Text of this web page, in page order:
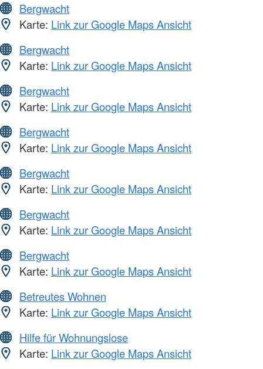
Bergwacht
Karte: Link zur Google Maps Ansicht
Bergwacht
Karte: Link zur Google Maps Ansicht
Bergwacht
Karte: Link zur Google Maps Ansicht
Bergwacht
Karte: Link zur Google Maps Ansicht
Bergwacht
Karte: Link zur Google Maps Ansicht
Bergwacht
Karte: Link zur Google Maps Ansicht
Bergwacht
Karte: Link zur Google Maps Ansicht
Betreutes Wohnen
Karte: Link zur Google Maps Ansicht
Hilfe für Wohnungslose
Karte: Link zur Google Maps Ansicht